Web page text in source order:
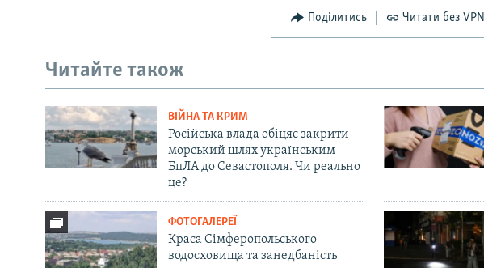
Поділитись Читати без VPN
Читайте також
ВІЙНА ТА КРИМ
Російська влада обіцяє закрити
морський шлях українським
БпЛА до Севастополя. Чи реально
це?
ФОТОГАЛЕРЕЇ
Краса Сімферопольського
водосховища та занедбаність